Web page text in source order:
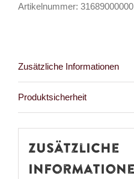
Artikelnummer: 31689000000
Zusätzliche Informationen
Produktsicherheit
Zusätzliche